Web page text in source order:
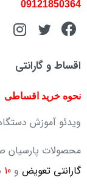
09121850364
اقساط و گارانتی
نحوه خرید اقساطی
ویدئو آموزش
محصولات پارسیان
گارانتی تعویض و 10